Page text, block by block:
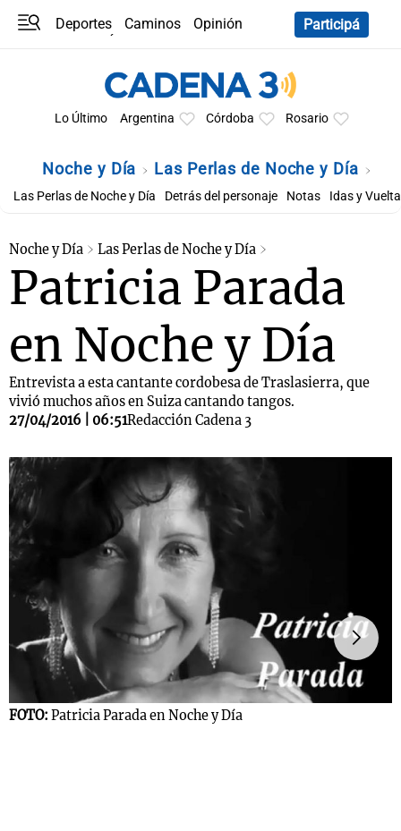
Deportes Caminos
Opinión
Participá
Lo Último Argentina Córdoba Rosario
Noche y Día Las Perlas de Noche y Día
Las Perlas de Noche y Día Detrás del personaje Notas Idas y
Noche y Día Las Perlas de Noche y Día
Patricia Parada
en Noche y Día
Entrevista a esta cantante cordobesa de Traslasierra, que
vivió muchos años en Suiza cantando tangos.
27/04/2016 | 06:51Redacción Cadena 3
FOTO: Patricia Parada en Noche y Día